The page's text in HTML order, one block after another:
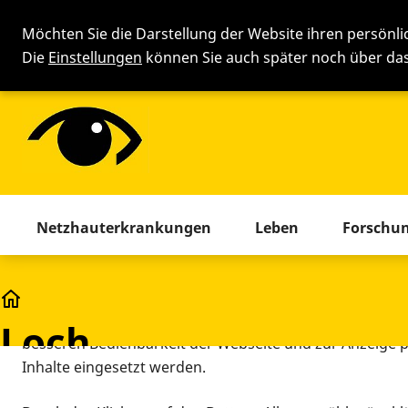
Möchten Sie die Darstellung der Website ihren
Die Einstellungen können Sie auch später noch über
Menü mit allen Seiten.
Netzhauterkrankungen Leben
Loch
Cookie-
besseren Bedienbarkeit der Webseite und zur Anzeige
Inhalte eingesetzt werden.